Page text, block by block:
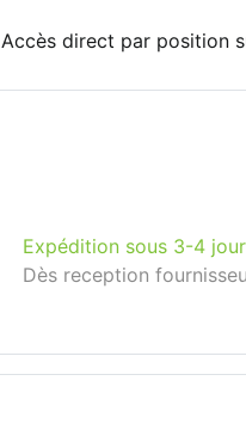
Accès direct par position
Expédition sous 3-4
Dès reception